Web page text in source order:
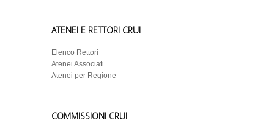
ATENEI E RETTORI CRUI
Elenco Rettori
Atenei Associati
Atenei per Regione
COMMISSIONI CRUI